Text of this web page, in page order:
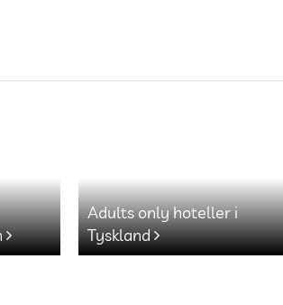
Adults only hoteller i
Tyskland